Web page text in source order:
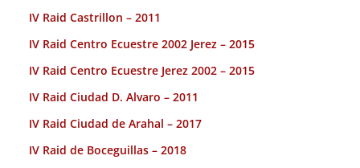
IV Raid Castrillon – 2011
IV Raid Centro Ecuestre 2002 Jerez – 2015
IV Raid Centro Ecuestre Jerez 2002 – 2015
IV Raid Ciudad D. Alvaro – 2011
IV Raid Ciudad de Arahal – 2017
IV Raid de Boceguillas – 2018